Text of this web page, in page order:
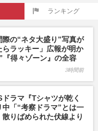
ランキング
際の“ネタ大盛り”写真が
ラッキー」広報が明か
『得々ゾーン』の全容
3時間前
ラマ『Tシャツが乾く
中「“考察ドラマ”とは一
りばめられた伏線より